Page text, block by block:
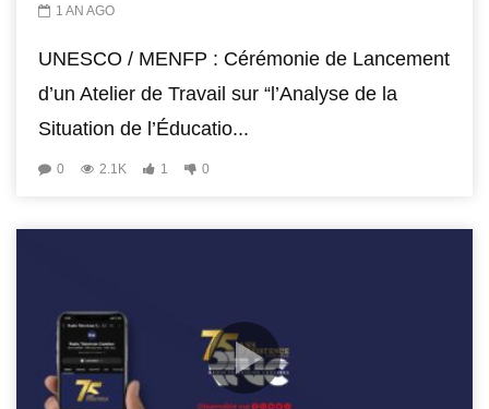
1 AN AGO
UNESCO / MENFP : Cérémonie de Lancement
d’un Atelier de Travail sur “l’Analyse de la
Situation de l’Éducatio...
0 2.1K 1 0